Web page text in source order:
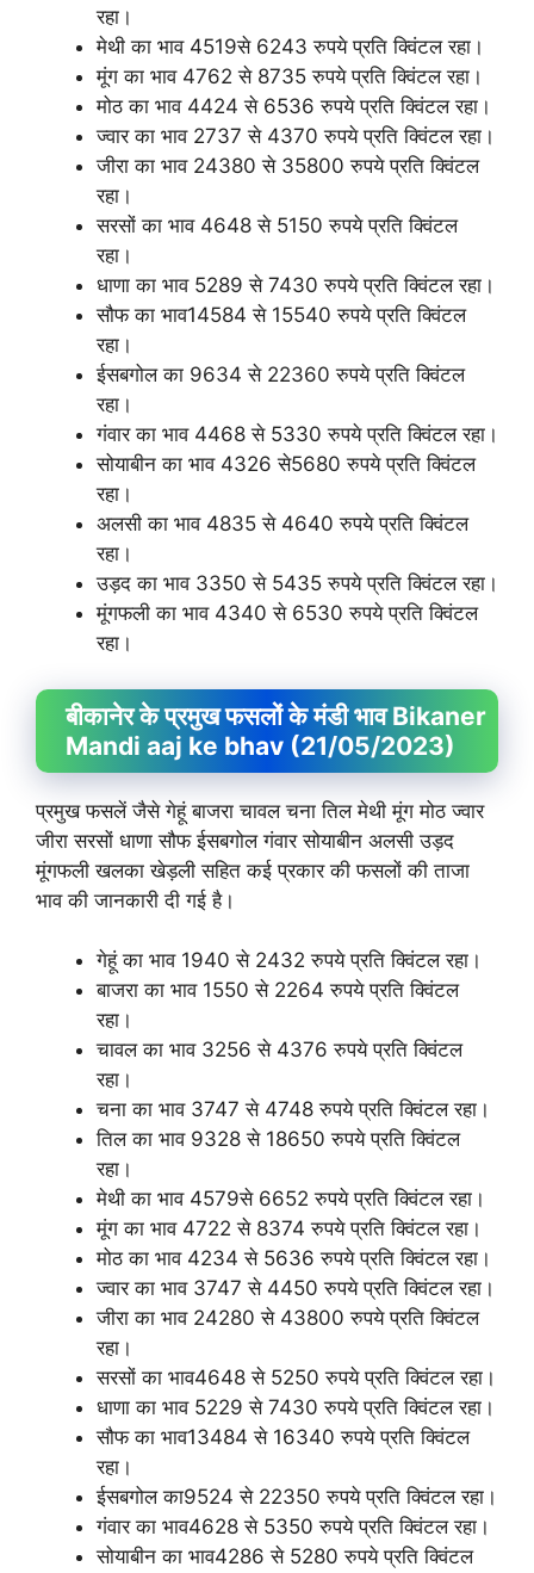
रहा।
मेथी का भाव 4519से 6243 रुपये प्रति क्विंटल रहा।
मूंग का भाव 4762 से 8735 रुपये प्रति क्विंटल रहा।
मोठ का भाव 4424 से 6536 रुपये प्रति क्विंटल रहा।
ज्वार का भाव 2737 से 4370 रुपये प्रति क्विंटल रहा।
जीरा का भाव 24380 से 35800 रुपये प्रति क्विंटल
रहा।
सरसों का भाव 4648 से 5150 रुपये प्रति क्विंटल
रहा।
धाणा का भाव 5289 से 7430 रुपये प्रति क्विंटल रहा।
सौफ का भाव14584 से 15540 रुपये प्रति क्विंटल
रहा।
ईसबगोल का 9634 से 22360 रुपये प्रति क्विंटल
रहा।
गंवार का भाव 4468 से 5330 रुपये प्रति क्विंटल रहा।
सोयाबीन का भाव 4326 से5680 रुपये प्रति क्विंटल
रहा।
अलसी का भाव 4835 से 4640 रुपये प्रति क्विंटल
रहा।
उड़द का भाव 3350 से 5435 रुपये प्रति क्विंटल रहा।
मूंगफली का भाव 4340 से 6530 रुपये प्रति क्विंटल
रहा।
बीकानेर के प्रमुख फसलों के मंडी भाव Bikaner
Mandi aaj ke bhav (21/05/2023)
प्रमुख फसलें जैसे गेहूं बाजरा चावल चना तिल मेथी मूंग मोठ ज्वार
जीरा सरसों धाणा सौफ ईसबगोल गंवार सोयाबीन अलसी उड़द
मूंगफली खलका खेड़ली सहित कई प्रकार की फसलों की ताजा
भाव की जानकारी दी गई है।
गेहूं का भाव 1940 से 2432 रुपये प्रति क्विंटल रहा।
बाजरा का भाव 1550 से 2264 रुपये प्रति क्विंटल
रहा।
चावल का भाव 3256 से 4376 रुपये प्रति क्विंटल
रहा।
चना का भाव 3747 से 4748 रुपये प्रति क्विंटल रहा।
तिल का भाव 9328 से 18650 रुपये प्रति क्विंटल
रहा।
मेथी का भाव 4579से 6652 रुपये प्रति क्विंटल रहा।
मूंग का भाव 4722 से 8374 रुपये प्रति क्विंटल रहा।
मोठ का भाव 4234 से 5636 रुपये प्रति क्विंटल रहा।
ज्वार का भाव 3747 से 4450 रुपये प्रति क्विंटल रहा।
जीरा का भाव 24280 से 43800 रुपये प्रति क्विंटल
रहा।
सरसों का भाव4648 से 5250 रुपये प्रति क्विंटल रहा।
धाणा का भाव 5229 से 7430 रुपये प्रति क्विंटल रहा।
सौफ का भाव13484 से 16340 रुपये प्रति क्विंटल
रहा।
ईसबगोल का9524 से 22350 रुपये प्रति क्विंटल रहा।
गंवार का भाव4628 से 5350 रुपये प्रति क्विंटल रहा।
सोयाबीन का भाव4286 से 5280 रुपये प्रति क्विंटल